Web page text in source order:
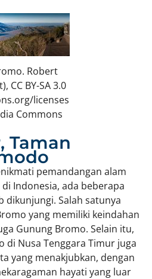
Robert
CC BY-SA 3.0
licenses
Commons
Taman
pemandangan alam
Indonesia, ada beberapa
dikunjungi. Salah satunya
yang memiliki keindahan
Gunung Bromo. Selain itu,
di Nusa Tenggara Timur juga
yang menakjubkan, dengan
hayati yang luar